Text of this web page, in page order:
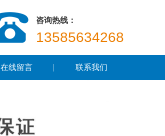
咨询热线：
13585634268
在线留言 联系我们